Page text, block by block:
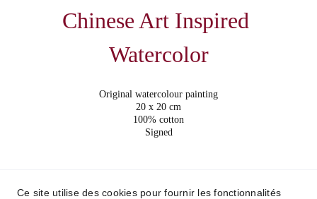
Original watercolour painting
20 x 20 cm
100% cotton
Signed
Chinese Art Inspired
Watercolor
© 2015 Weronika Kacperski. All rights reserved.
Ce site utilise des cookies pour fournir les fonctionnalités